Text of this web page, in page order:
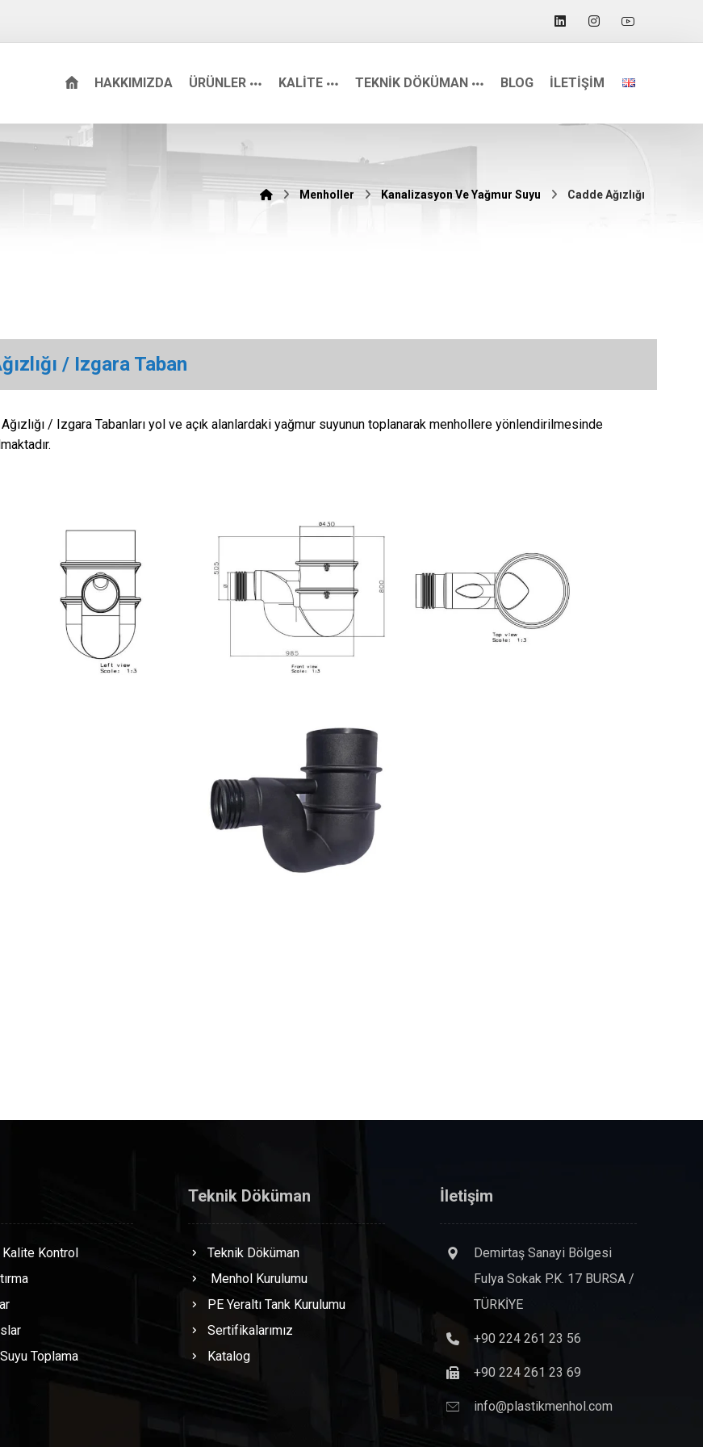
HAKKIMIZDA ÜRÜNLER KALİTE TEKNİK DÖKÜMAN BLOG İLETİŞİM
Menholler Kanalizasyon Ve Yağmur Suyu Cadde Ağızlığı
/ Izgara Taban
/ Izgara Tabanları yol ve açık alanlardaki yağmur suyunun toplanarak menhollere yönlendirilmesinde
Kontrol
Toplama
Teknik Döküman
Teknik Döküman
Menhol Kurulumu
PE Yeraltı Tank Kurulumu
Sertifikalarımız
Katalog
İletişim
Demirtaş Sanayi Bölgesi
Fulya Sokak P.K. 17 BURSA /
TÜRKİYE
+90 224 261 23 56
+90 224 261 23 69
info@plastikmenhol.com